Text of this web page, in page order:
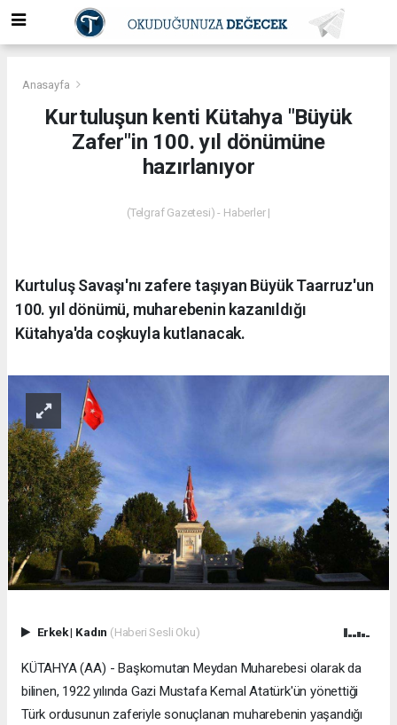
Anasayfa
Kurtuluşun kenti Kütahya "Büyük
Zafer"in 100. yıl dönümüne
hazırlanıyor
(Telgraf Gazetesi) - Haberler |
Kurtuluş Savaşı'nı zafere taşıyan Büyük Taarruz'un
100. yıl dönümü, muharebenin kazanıldığı
Kütahya'da coşkuyla kutlanacak.
Erkek| Kadın (Haberi Sesli Oku)
KÜTAHYA (AA) - Başkomutan Meydan Muharebesi olarak da
bilinen, 1922 yılında Gazi Mustafa Kemal Atatürk'ün yönettiği
Türk ordusunun zaferiyle sonuçlanan muharebenin yaşandığı